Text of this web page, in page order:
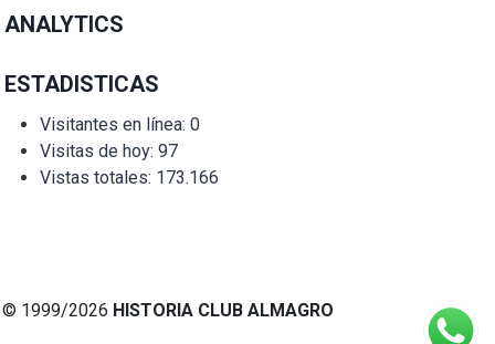
ANALYTICS
ESTADISTICAS
Visitantes en línea: 0
Visitas de hoy: 97
Vistas totales: 173.166
© 1999/2026 HISTORIA CLUB ALMAGRO